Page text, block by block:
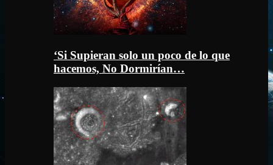
‘Si Supieran solo un poco de lo que
hacemos, No Dormirían…